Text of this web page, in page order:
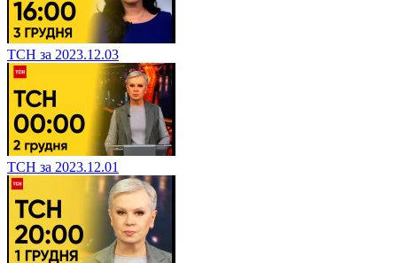
ТСН за 2023.12.03
ТСН за 2023.12.01